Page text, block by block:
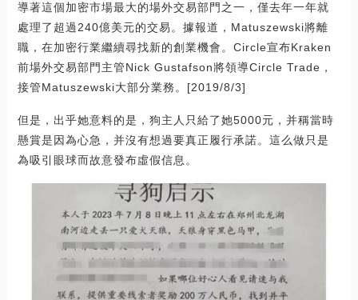
導著這個加密市場最大的場外交易部門之一，僅去年一年就
處理了超過240億美元的交易。據報道，Matuszewski將離
職，在加密行業繼續尋找新的創業機會。Circle宣布Kraken
前場外交易部門主管Nick Gustafson將領導Circle Trade，
接管Matuszewski大部分業務。[2019/8/3]
但是，出乎她意料的是，狗主人只給了她5000元，并稱當時
懸賞是因為心急，并沒有想過要真正履行承諾。這么做只是
為吸引眼球而故意發布虛假信息。